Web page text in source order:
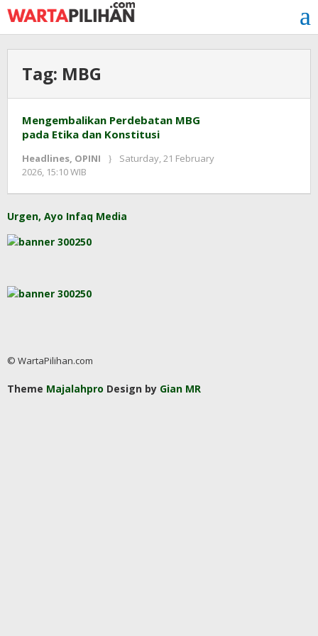
Skip
to
content
Tag: MBG
Mengembalikan Perdebatan MBG
pada Etika dan Konstitusi
Headlines, OPINI
Saturday, 21 February
2026, 15:10 WIB
Prawiranegara
Urgen, Ayo Infaq Media
© WartaPilihan.com
Theme Majalahpro Design by Gian MR